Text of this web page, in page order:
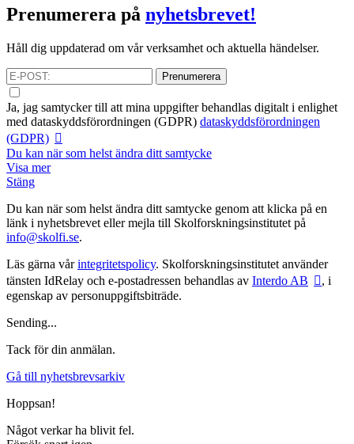
Prenumerera på nyhetsbrevet!
Håll dig uppdaterad om vår verksamhet och aktuella händelser.
Prenumerera
Ja, jag samtycker till att mina uppgifter behandlas digitalt i enlighet
med dataskyddsförordningen (GDPR) dataskyddsförordningen
(GDPR)
Du kan när som helst ändra ditt samtycke
Visa mer
Stäng
Du kan när som helst ändra ditt samtycke genom att klicka på en
länk i nyhetsbrevet eller mejla till Skolforskningsinstitutet på
info@skolfi.se.
Läs gärna vårintegritetspolicy. Skolforskningsinstitutet använder
tänsten IdRelay och e-postadressen behandlas av Interdo AB
, i
egenskap av personuppgiftsbiträde.
Sending...
Tack för din anmälan.
Gå till nyhetsbrevsarkiv
Hoppsan!
Något verkar ha blivit fel.